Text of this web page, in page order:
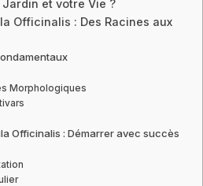
et votre Vie ?
Officinalis : Des Racines aux
Morphologiques
Officinalis : Démarrer avec succès